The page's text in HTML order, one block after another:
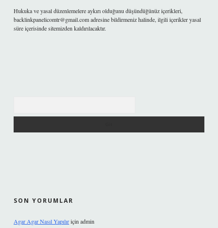
Hukuka ve yasal düzenlemelere aykırı olduğunu düşündüğünüz içerikleri,
backlinkpanelicomtr@gmail.comadresine bildirmeniz halinde, ilgili içerikler yasal
süre içerisinde sitemizden kaldırılacaktır.
SON YORUMLAR
Agar Agar Nasıl Yapılıriçin admin